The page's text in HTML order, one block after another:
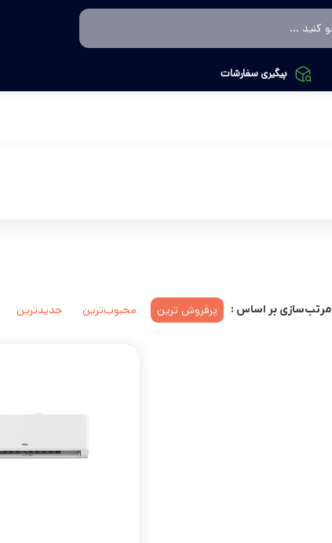
پیگیری سفارشات
مرتب‌سازی بر اساس : پرفروش ترین محبوب‌ترین جدیدترین